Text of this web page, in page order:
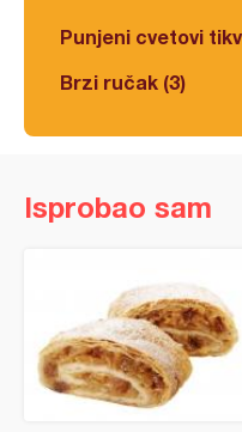
Punjeni cvetovi
Brzi ručak (3)
Isprobao sam